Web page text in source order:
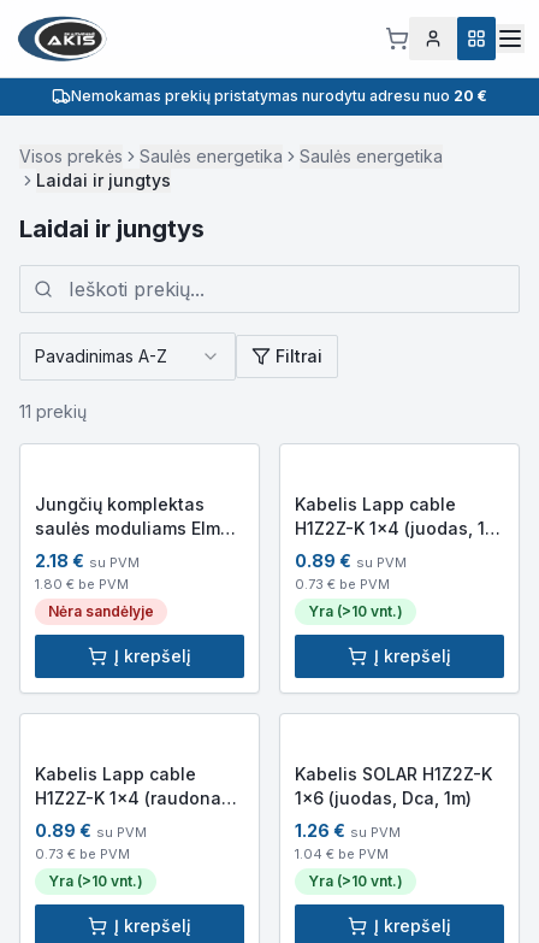
Nemokamas prekių pristatymas nurodytu adresu nuo 20 €
Visos prekės Saulės energetika
Saulės energetika
Laidai ir jungtys
Laidai ir jungtys
Pavadinimas A-Z Filtrai
11 prekių
Jungčių komplektas
saulės moduliams Elmat
PV-FM001A
2.18 € su PVM
1.80 € be PVM
Nėra sandėlyje
Į krepšelį
Kabelis Lapp cable
H1Z2Z-K 1x4 (juodas, 1
kV, 1 m)
0.89 € su PVM
0.73 € be PVM
Yra (>10 vnt.)
Į krepšelį
Kabelis Lapp cable
H1Z2Z-K 1x4 (raudonas,
1 kV, 1 m)
0.89 € su PVM
0.73 € be PVM
Yra (>10 vnt.)
Į krepšelį
Kabelis SOLAR H1Z2Z-K
1x6 (juodas, Dca, 1m)
1.26 € su PVM
1.04 € be PVM
Yra (>10 vnt.)
Į krepšelį